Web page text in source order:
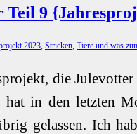
Teil 9
2023, Stricken, Tiere und was
die Julevotter
hat in den letzten
gelassen. Ich